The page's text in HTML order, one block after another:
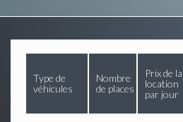
Type de
véhicules
Nombre
de places
Prix de la
location
par jour